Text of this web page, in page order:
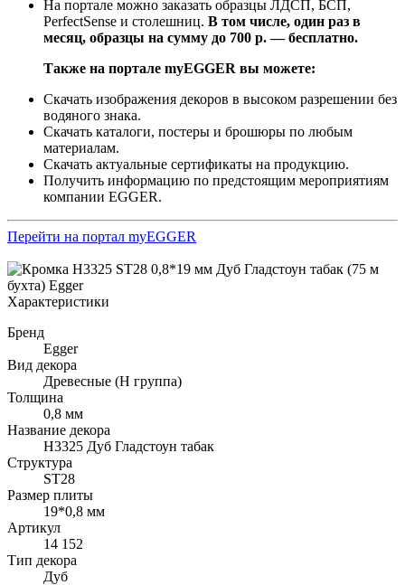
На портале можно заказать образцы ЛДСП, БСП,
PerfectSense и столешниц. В том числе, один раз в
месяц, образцы на сумму до 700 р. — бесплатно.
Также на портале myEGGER вы можете:
Скачать изображения декоров в высоком разрешении без
водяного знака.
Скачать каталоги, постеры и брошюры по любым
материалам.
Скачать актуальные сертификаты на продукцию.
Получить информацию по предстоящим мероприятиям
компании EGGER.
Перейти на портал myEGGER
Характеристики
Бренд
Egger
Вид декора
Древесные (Н группа)
Толщина
0,8 мм
Название декора
H3325 Дуб Гладстоун табак
Структура
ST28
Размер плиты
19*0,8 мм
Артикул
14 152
Тип декора
Дуб